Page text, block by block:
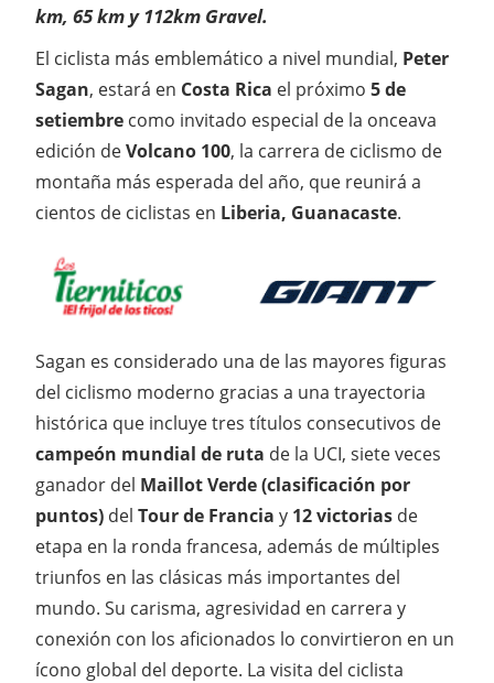
km, 65 km y 112km Gravel.
El ciclista más emblemático a nivel mundial, Peter
Sagan, estará en Costa Rica el próximo 5 de
setiembre como invitado especial de la onceava
edición deVolcano 100, la carrera de ciclismo de
montaña más esperada del año, que reunirá a
cientos de ciclistas en Liberia, Guanacaste.
Sagan es considerado una de las mayores figuras
del ciclismo moderno gracias a una trayectoria
histórica que incluye tres títulos consecutivos de
campeón mundial de ruta de la UCI, siete veces
ganador del Maillot Verde (clasificación por
puntos) del Tour de Francia y 12 victorias de
etapa en la ronda francesa, además de múltiples
triunfos en las clásicas más importantes del
mundo. Su carisma, agresividad en carrera y
conexión con los aficionados lo convirtieron en un
ícono global del deporte. La visita del ciclista